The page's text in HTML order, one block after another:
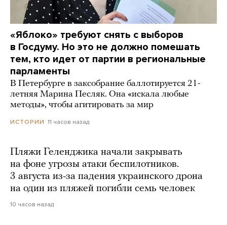
«Яблоко» требуют снять с выборов
в Госдуму. Но это не должно помешать
тем, кто идет от партии в региональные
парламенты
В Петербурге в заксобрание баллотируется 21-
летняя Марина Песляк. Она «искала любые
методы», чтобы агитировать за мир
ИСТОРИИ 11 часов назад
Пляжи Геленджика начали закрывать
на фоне угрозы атаки беспилотников.
3 августа из-за падения украинского дрона
на один из пляжей погибли семь человек
10 часов назад